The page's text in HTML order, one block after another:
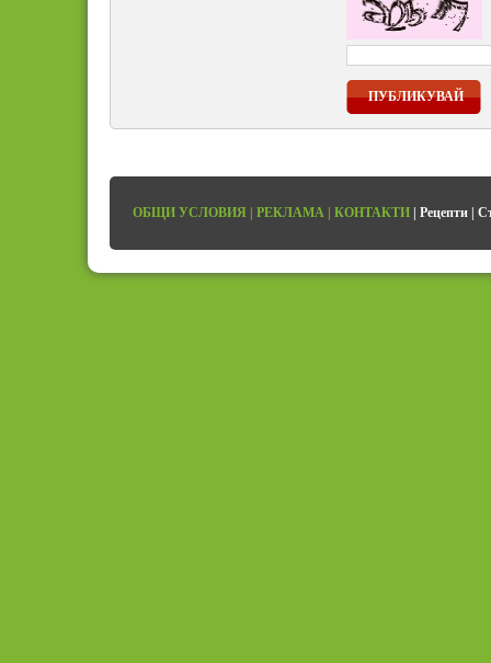
ПУБЛИКУВАЙ
ОБЩИ УСЛОВИЯ | РЕКЛАМА | КОНТАКТИ | Рецепти |